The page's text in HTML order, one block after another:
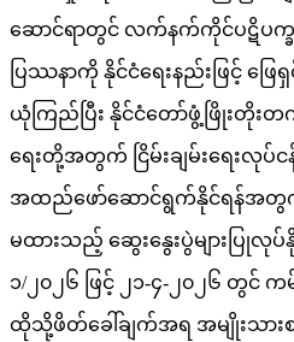
ဆောင်ရာတွင် လက်နက်ကိုင်ပဋိပက္ခမျ
ပြဿနာကို နိုင်ငံရေးနည်းဖြင့် ဖ
ယုံကြည်ပြီး နိုင်ငံတော်ဖွံ့ဖြိုးတိုးတ
ရေးတို့အတွက် ငြိမ်းချမ်းရေးလုပ်င
အထည်ဖော်ဆောင်ရွက်နိုင်ရန်အတွ
မထားသည့် ဆွေးနွေးပွဲများပြုလု
၁/၂၀၂၆ ဖြင့် ၂၁-၄-၂၀၂၆ တွင်
ထိုသို့ဖိတ်ခေါ်ချက်အရ အမျိုးသာ